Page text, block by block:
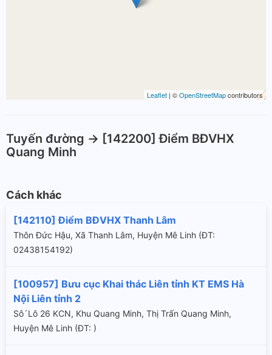
Leaflet | ©OpenStreetMapcontributors
Tuyến đường -> [142200] Điểm BĐVHX
Quang Minh
Cách khác
[142110] Điểm BĐVHX Thanh Lâm
Thôn Đức Hậu, Xã Thanh Lâm, Huyện Mê Linh (ÐT:
02438154192)
[100957] Bưu cục Khai thác Liên tỉnh KT EMS Hà
Nội Liên tỉnh 2
Sô´Lô 26 KCN, Khu Quang Minh, Thị Trấn Quang Minh,
Huyện Mê Linh (ÐT: )